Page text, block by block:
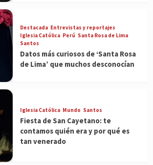
Destacada Entrevistas y reportajes
Iglesia Católica Perú Santa Rosa de Lima
Santos
Datos más curiosos de ‘Santa Rosa
de Lima’ que muchos desconocían
Iglesia Católica Mundo Santos
Fiesta de San Cayetano: te
contamos quién era y por qué es
tan venerado